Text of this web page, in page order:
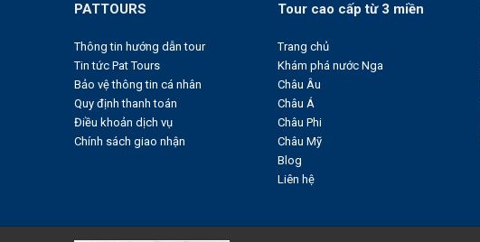
PATTOURS
Thông tin hướng dẫn tour
Tin tức Pat Tours
Bảo vệ thông tin cá nhân
Quy định thanh toán
Điều khoản dịch vụ
Chính sách giao nhận
Tour cao cấp từ 3 miền
Trang chủ
Khám phá nước Nga
Châu Âu
Châu Á
Châu Phi
Châu Mỹ
Blog
Liên hệ